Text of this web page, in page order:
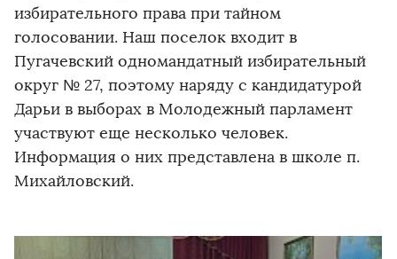
избирательного права при тайном
голосовании. Наш поселок входит в
Пугачевский одномандатный избирательный
округ № 27, поэтому наряду с кандидатурой
Дарьи в выборах в Молодежный парламент
участвуют еще несколько человек.
Информация о них представлена в школе п.
Михайловский.